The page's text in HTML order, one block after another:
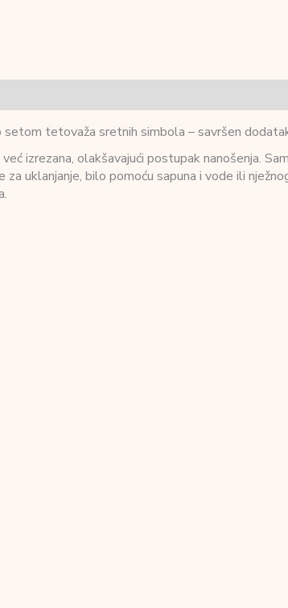
tetovaža sretnih simbola – savršen
izrezana, olakšavajući postupak nanošenja.
uklanjanje, bilo pomoću sapuna i vode ili